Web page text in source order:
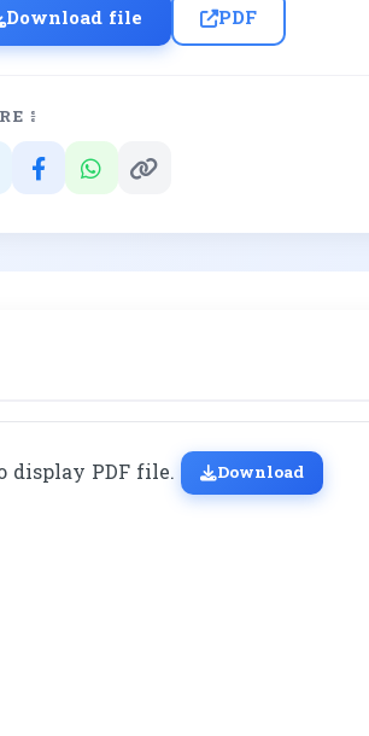
Download file PDF
៖
display PDF file. Download